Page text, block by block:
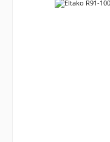
Bildergalerie überspringen